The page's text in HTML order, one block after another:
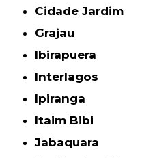
Cidade Jardim
Grajau
Ibirapuera
Interlagos
Ipiranga
Itaim Bibi
Jabaquara